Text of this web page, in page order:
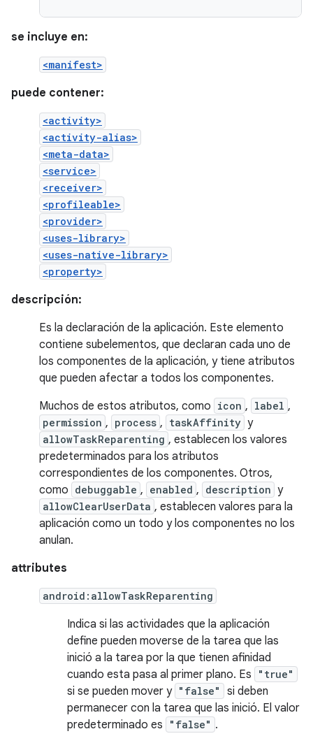
se incluye en:
<manifest>
puede contener:
<activity>
<activity-alias>
<meta-data>
<service>
<receiver>
<profileable>
<provider>
<uses-library>
<uses-native-library>
<property>
descripción:
Es la declaración de la aplicación. Este elemento
contiene subelementos, que declaran cada uno de
los componentes de la aplicación, y tiene atributos
que pueden afectar a todos los componentes.
Muchos de estos atributos, como icon , label ,
permission , process , taskAffinity y
allowTaskReparenting , establecen los valores
predeterminados para los atributos
correspondientes de los componentes. Otros,
como debuggable , enabled , description y
allowClearUserData , establecen valores para la
aplicación como un todo y los componentes no los
anulan.
attributes
android:allowTaskReparenting
Indica si las actividades que la aplicación
define pueden moverse de la tarea que las
inició a la tarea por la que tienen afinidad
cuando esta pasa al primer plano. Es
"true"
si se pueden mover y "false"
si deben
permanecer con la tarea que las inició. El valor
predeterminado es
"false" .